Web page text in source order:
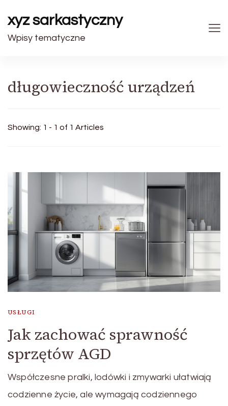
xyz sarkastyczny
Wpisy tematyczne
długowieczność urządzeń
Showing: 1 - 1 of 1 Articles
USŁUGI
Jak zachować sprawność
sprzętów AGD
Współczesne pralki, lodówki i zmywarki ułatwiają
codzienne życie, ale wymagają codziennego